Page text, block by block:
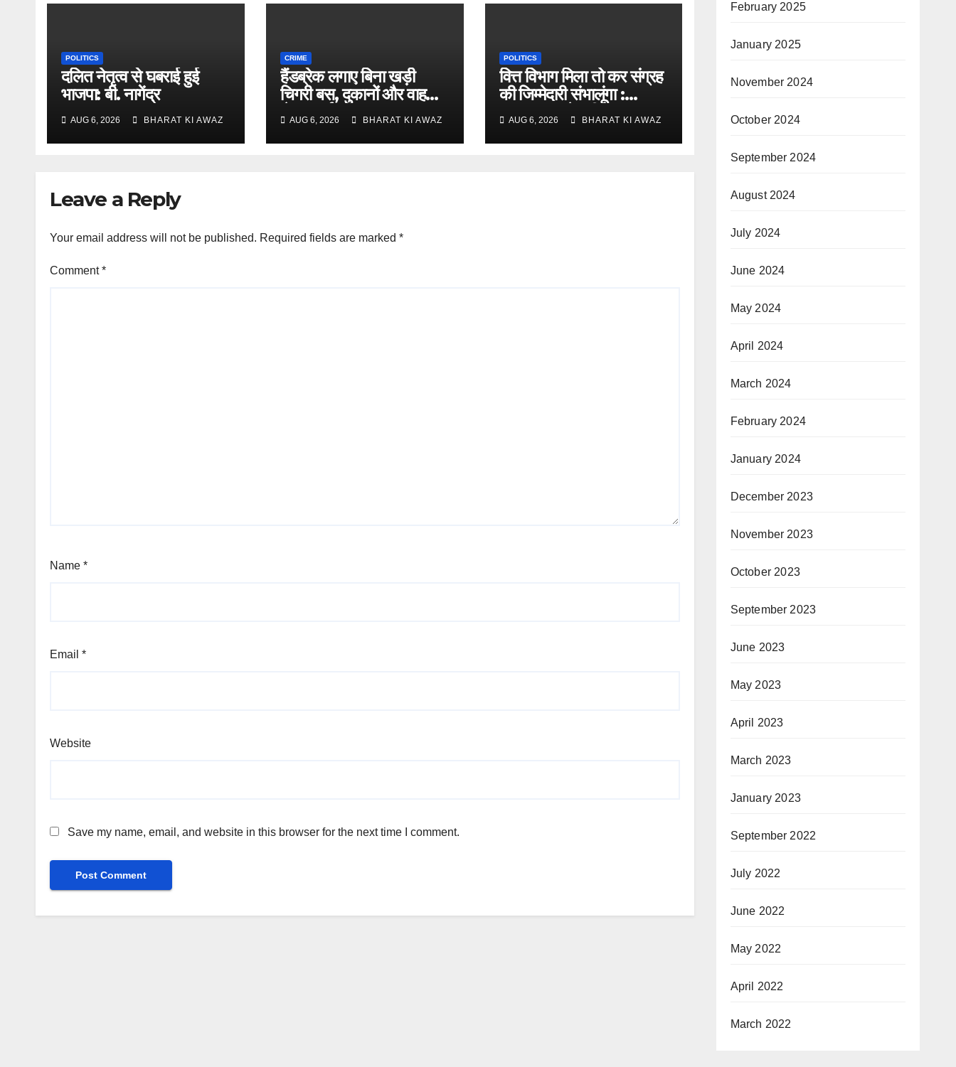
POLITICS
दलित नेतृत्व से घबराई हुई
भाजपा: बी. नागेंद्र
AUG 6, 2026 BHARAT KI AWAZ
CRIME
हैंडब्रेक लगाए बिना खड़ी
चिगरी बस, दुकानों और वाहनों
से टकराई
AUG 6, 2026 BHARAT KI AWAZ
POLITICS
वित्त विभाग मिला तो कर संग्रह
की जिम्मेदारी संभालूंगा :
बसवराज रायरेड्डी
AUG 6, 2026 BHARAT KI AWAZ
Leave a Reply
Your email address will not be published. Required fields are marked *
Comment*
Name *
Email *
Website
Save my name, email, and website in this browser for the next time I comment.
February 2025
January 2025
November 2024
October 2024
September 2024
August 2024
July 2024
June 2024
May 2024
April 2024
March 2024
February 2024
January 2024
December 2023
November 2023
October 2023
September 2023
June 2023
May 2023
April 2023
March 2023
January 2023
September 2022
July 2022
June 2022
May 2022
April 2022
March 2022